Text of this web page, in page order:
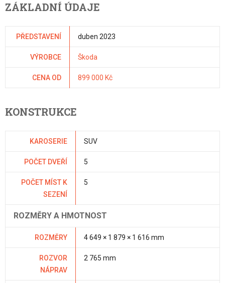
ZÁKLADNÍ ÚDAJE
PŘEDSTAVENÍ duben 2023
VÝROBCE Škoda
CENA OD 899 000 Kč
KONSTRUKCE
KAROSERIE SUV
POČET DVEŘÍ 5
POČET MÍST K
SEZENÍ
5
ROZMĚRY A HMOTNOST
ROZMĚRY 4 649 × 1 879 × 1 616 mm
ROZVOR
NÁPRAV
2 765 mm